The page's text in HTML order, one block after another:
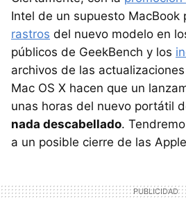
Intel de un supuesto MacBook
rastros del nuevo modelo en
públicos de GeekBench y los
archivos de las
Mac OS X hacen que un
unas horas del nuevo portátil
nada descabellado.
a un posible cierre de las